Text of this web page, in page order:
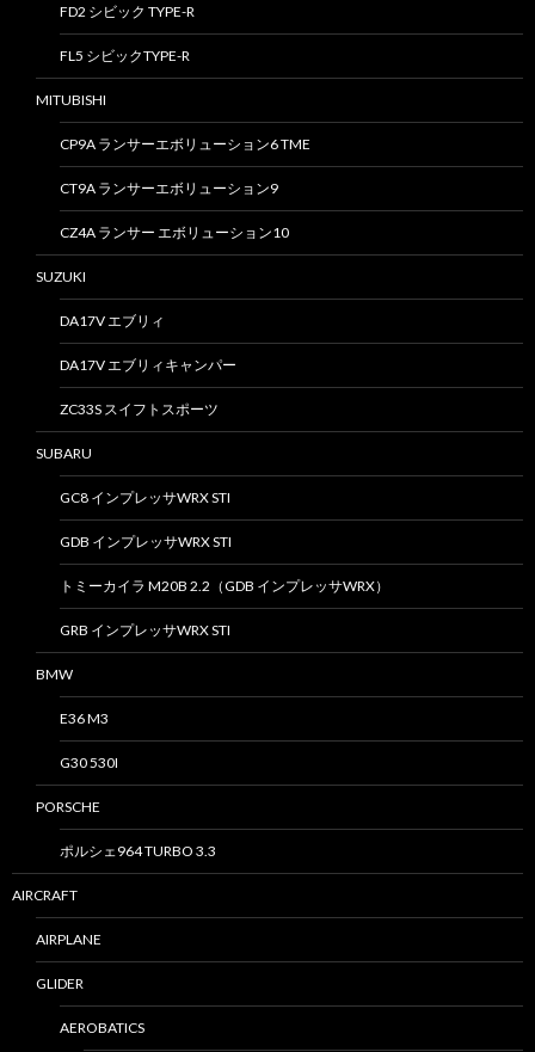
FD2 シビック TYPE-R
FL5 シビックTYPE-R
MITUBISHI
CP9A ランサーエボリューション6 TME
CT9A ランサーエボリューション9
CZ4A ランサー エボリューション10
SUZUKI
DA17V エブリィ
DA17V エブリィキャンパー
ZC33S スイフトスポーツ
SUBARU
GC8 インプレッサWRX STI
GDB インプレッサWRX STI
トミーカイラ M20B 2.2（GDB インプレッサWRX）
GRB インプレッサWRX STI
BMW
E36 M3
G30 530I
PORSCHE
ポルシェ964 TURBO 3.3
AIRCRAFT
AIRPLANE
GLIDER
AEROBATICS